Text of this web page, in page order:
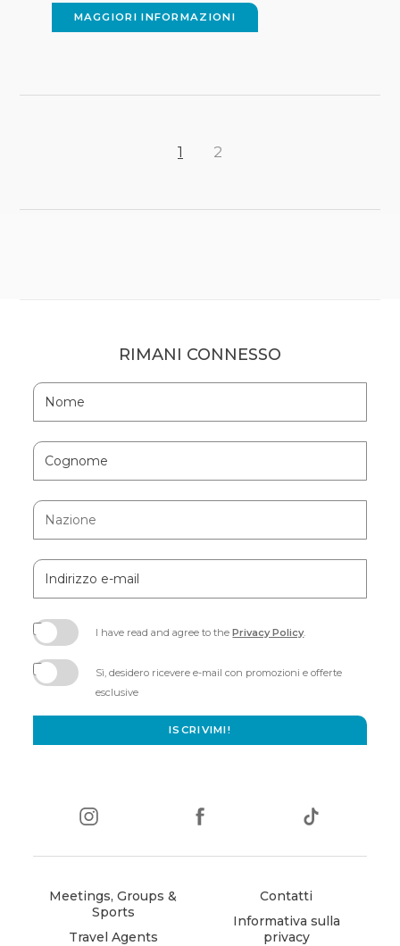
MAGGIORI INFORMAZIONI
1 2
RIMANI CONNESSO
Hidden
Field
Nome
Cognome
Nazione
Indirizzo
mail
I have read and agree to thePrivacy Policy
in
new
.
Sì, desidero ricevere e-mail con promozioni e offerte
esclusive
ISCRIVIMI!
Meetings, Groups &
Sports
Travel Agents
Contatti
Informativa sulla
privacy
in
window)
in
window)
in
window)